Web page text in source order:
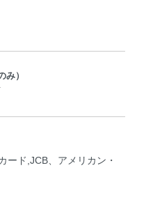
み）
ード,JCB、アメリカン・